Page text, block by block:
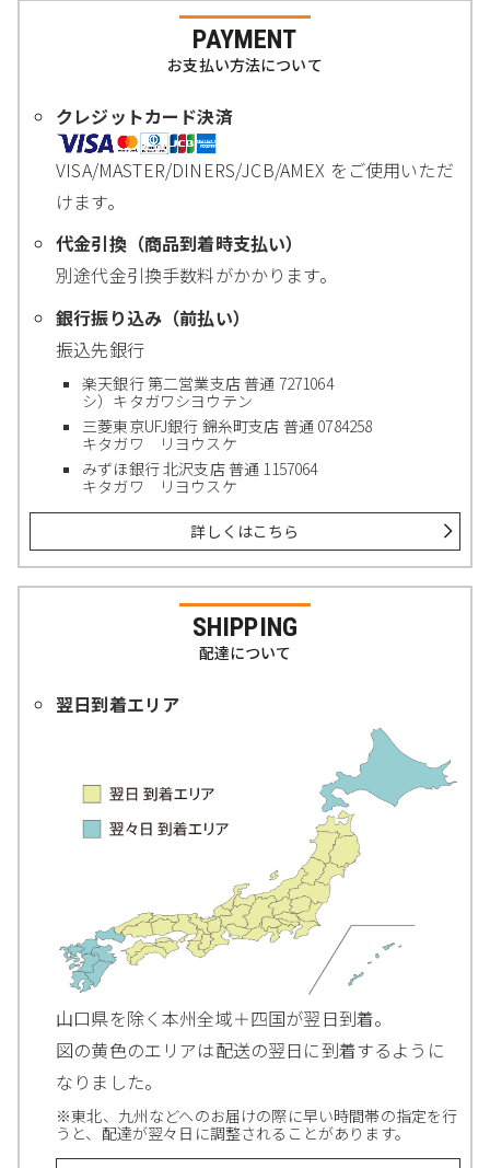
PAYMENT
お支払い方法について
クレジットカード決済
VISA/MASTER/DINERS/JCB/AMEX をご使用いただ
けます。
代金引換（商品到着時支払い）
別途代金引換手数料がかかります。
銀行振り込み（前払い）
振込先銀行
楽天銀行 第二営業支店 普通 7271064
シ）キタガワシヨウテン
三菱東京UFJ銀行 錦糸町支店 普通 0784258
キタガワ リヨウスケ
みずほ銀行 北沢支店 普通 1157064
キタガワ リヨウスケ
詳しくはこちら
SHIPPING
配達について
翌日到着エリア
山口県を除く本州全域＋四国が翌日到着。
図の黄色のエリアは配送の翌日に到着するように
なりました。
※東北、九州などへのお届けの際に早い時間帯の指定を行
うと、配達が翌々日に調整されることがあります。